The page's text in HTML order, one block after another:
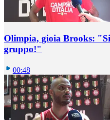
Olimpia, gioia Brooks:
gruppo!"
00:48